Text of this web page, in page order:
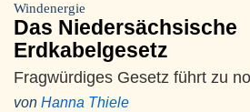
Windenergie
Das Niedersächsische
Erdkabelgesetz
Fragwürdiges Gesetz führt zu
von Hanna Thiele